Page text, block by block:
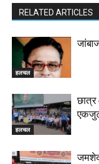
RELATED ARTICLES
हलचल
हलचल